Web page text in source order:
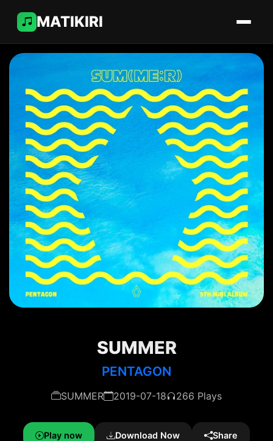
MATIKIRI
SUMMER
PENTAGON
SUMMER 2019-07-18 266 Plays
Play now Download Now Share